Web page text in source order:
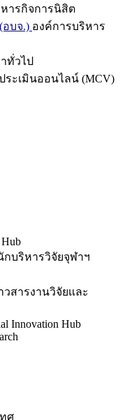
ารกิจการนิสิต
บจ.) องค์การบริหาร
ทั่วไป
ระเมินออนไลน์ (MCV)
กบริหารวิจัยจุฬาฯ
วสารงานวิจัยและ
Innovation Hub
ศ